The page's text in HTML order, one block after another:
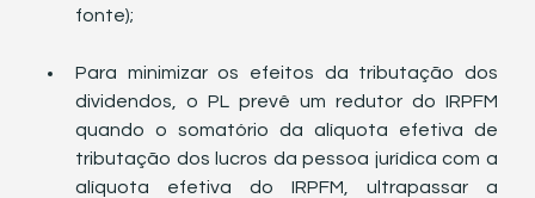
fonte);
Para minimizar os efeitos da tributação dos
dividendos, o PL prevê um redutor do IRPFM
quando o somatório da alíquota efetiva de
tributação dos lucros da pessoa jurídica com a
alíquota efetiva do IRPFM, ultrapassar a